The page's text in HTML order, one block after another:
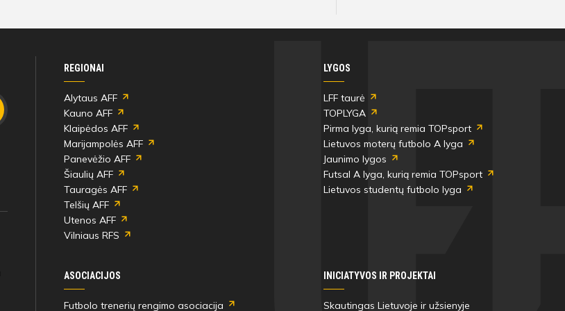
REGIONAI
Alytaus AFF
Kauno AFF
Klaipėdos AFF
Marijampolės AFF
Panevėžio AFF
Šiaulių AFF
Tauragės AFF
Telšių AFF
Utenos AFF
Vilniaus RFS
LYGOS
LFF taurė
TOPLYGA
Pirma lyga, kurią remia TOPsport
Lietuvos moterų futbolo A lyga
Jaunimo lygos
Futsal A lyga, kurią remia TOPsport
Lietuvos studentų futbolo lyga
ASOCIACIJOS
Futbolo trenerių rengimo asociacija
INICIATYVOS IR PROJEKTAI
Skautingas Lietuvoje ir užsienyje